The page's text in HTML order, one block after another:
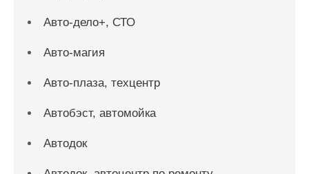
Авто-дело+, СТО
Авто-магия
Авто-плаза, техцентр
Автобэст, автомойка
Автодок